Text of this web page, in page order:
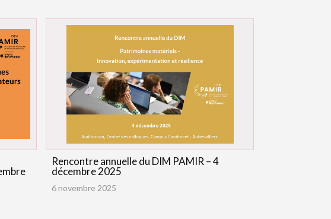
Rencontre annuelle du DIM PAMIR – 4
décembre 2025
6 novembre 2025